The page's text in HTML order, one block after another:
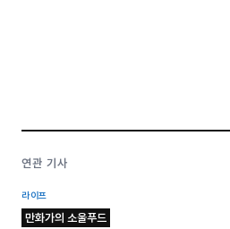
연관 기사
라이프
만화가의 소울푸드